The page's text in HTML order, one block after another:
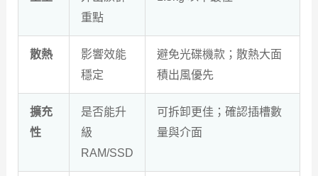
重點
散熱
影響效能
穩定
避免光碟機款；散熱大面
積出風優先
擴充
性
是否能升
級
RAM/SSD
可拆卸更佳；確認插槽數
量與介面